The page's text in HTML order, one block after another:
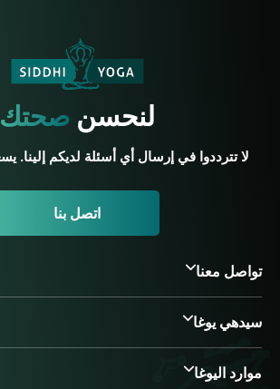
لنحسنصحتك
لا تترددوا في إرسال أي أسئلة لديكم إلينا.
اتصل بنا
تواصل معنا
سيدهي يوغا
موارد اليوغا